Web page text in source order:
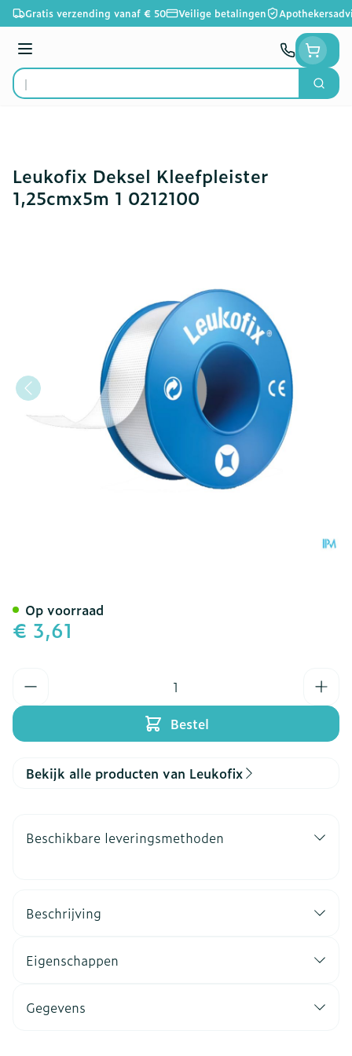
Ga naar de inhoud
Gratis verzending vanaf € 50 Veilige betalingen
Menu
Product, merk, categorie...
Zoek
Leukofix Deksel Kleefpleister
1,25cmx5m 1 0212100
€ 3,61
Bestel
Op voorraad
Bekijk alle producten van Leukofix
Beschikbare leveringsmethoden
Beschrijving
Eigenschappen
Gegevens